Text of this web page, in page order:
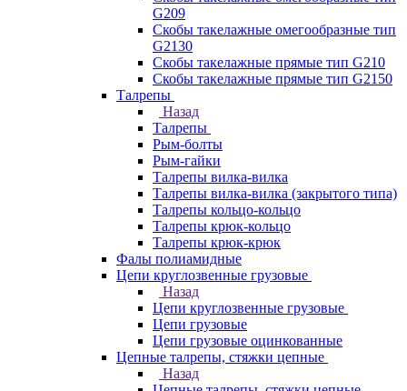
G209
Скобы такелажные омегообразные тип
G2130
Скобы такелажные прямые тип G210
Скобы такелажные прямые тип G2150
Талрепы
Назад
Талрепы
Рым-болты
Рым-гайки
Талрепы вилка-вилка
Талрепы вилка-вилка (закрытого типа)
Талрепы кольцо-кольцо
Талрепы крюк-кольцо
Талрепы крюк-крюк
Фалы полиамидные
Цепи круглозвенные грузовые
Назад
Цепи круглозвенные грузовые
Цепи грузовые
Цепи грузовые оцинкованные
Цепные талрепы, стяжки цепные
Назад